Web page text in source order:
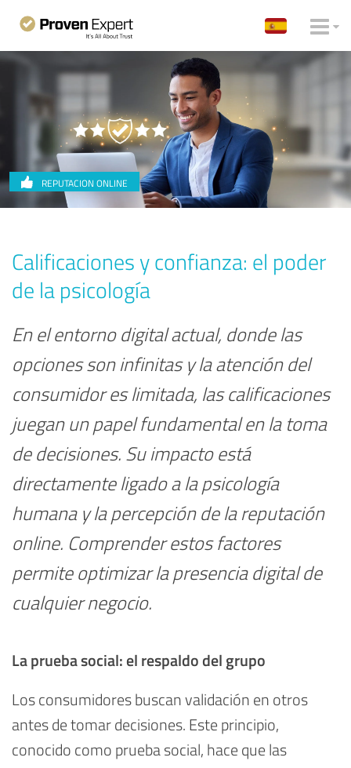
REPUTACION ONLINE
Calificaciones y confianza: el poder
de la psicología
En el entorno digital actual, donde las
opciones son infinitas y la atención del
consumidor es limitada, las calificaciones
juegan un papel fundamental en la toma
de decisiones. Su impacto está
directamente ligado a la psicología
humana y la percepción de la reputación
online. Comprender estos factores
permite optimizar la presencia digital de
cualquier negocio.
La prueba social: el respaldo del grupo
Los consumidores buscan validación en otros
antes de tomar decisiones. Este principio,
conocido como prueba social, hace que las